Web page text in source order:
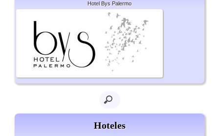
Hotel Bys Palermo
Hoteles